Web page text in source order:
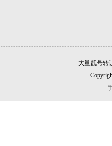
大量靓号转